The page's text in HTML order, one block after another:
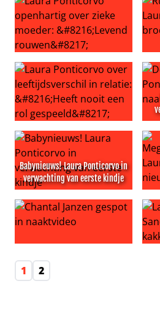
Laura Ponticorvo openhartig
Laura Ponticorvo over
Babynieuws! Laura Ponticorvo in
verwachting van eerste kindje
Babynieuws! Laura
1
2